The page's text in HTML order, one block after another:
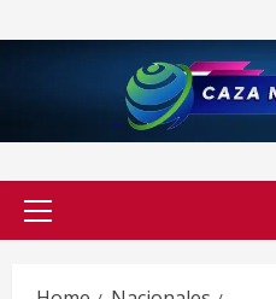
to
Primary